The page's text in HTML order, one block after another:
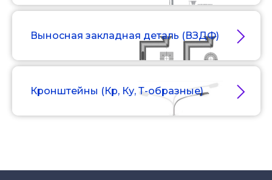
Выносная закладная деталь (ВЗДФ)
Кронштейны (Кр, Ку, Т-образные)